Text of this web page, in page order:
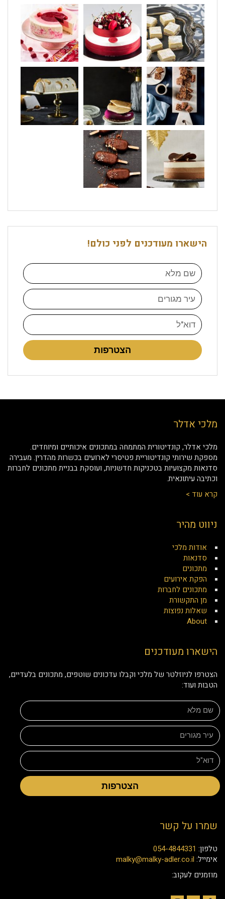
הישארו מעודכנים לפני כולם!
הצטרפות
מלכי אדלר
מלכי אדלר, קונדיטורית המתמחה במתכונים איכותיים ומיוחדים.
מספקת שירותי קונדיטוריית פטיסרי לארועים בכשרות מהדרין. מעבירה
סדנאות מקצועיות בטכניקות חדשניות, ועוסקת בבניית מתכונים לחברות
וכתיבה עיתונאית.
קרא עוד >
ניווט מהיר
אודות מלכי
סדנאות
מתכונים
הפקת אירועים
מתכונים לחברות
מן התקשורת
שאלות נפוצות
About
הישארו מעודכנים
הצטרפו לניוזלטר של מלכי וקבלו עדכונים שוטפים, מתכונים בלעדיים,
הטבות ועוד:
הצטרפות
שמרו על קשר
טלפון: 054-4844331
אימייל: malky@malky-adler.co.il
מוזמנים לעקוב: